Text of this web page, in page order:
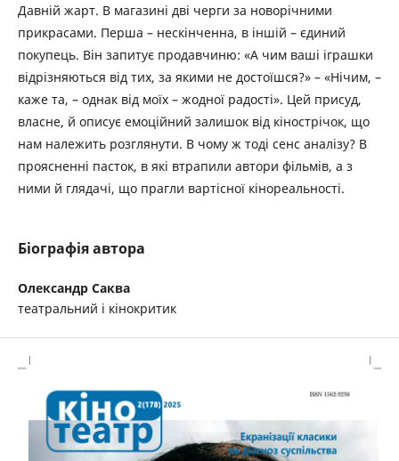
Давній жарт. В магазині дві черги за новорічними
прикрасами. Перша – нескінченна, в іншій – єдиний
покупець. Він запитує продавчиню: «А чим ваші іграшки
відрізняються від тих, за якими не достоїшся?» – «Нічим, –
каже та, – однак від моїх – жодної радості». Цей присуд,
власне, й описує емоційний залишок від кінострічок, що
нам належить розглянути. В чому ж тоді сенс аналізу? В
проясненні пасток, в які втрапили автори фільмів, а з
ними й глядачі, що прагли вартісної кінореальності.
Біографія автора
Олександр Саква
театральний і кінокритик